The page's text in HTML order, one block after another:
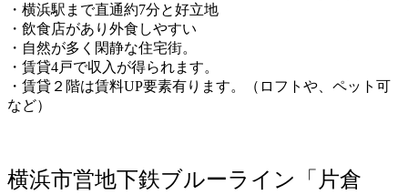
・横浜駅まで直通約7分と好立地
・飲食店があり外食しやすい
・自然が多く閑静な住宅街。
・賃貸4戸で収入が得られます。
・賃貸２階は賃料UP要素有ります。（ロフトや、ペット可
など）
横浜市営地下鉄ブルーライン「片倉